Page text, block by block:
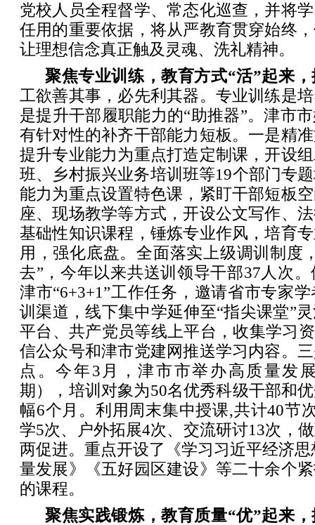
党校人员全程督学、常态化巡查，并将
任用的重要依据，将从严教育贯穿始终
让理想信念真正触及灵魂、洗礼精神。
聚焦专业训练，教育方式“活”起来
工欲善其事，必先利其器。专业训练是
是提升干部履职能力的“助推器”。津市
有针对性的补齐干部能力短板。一是精
提升专业能力为重点打造定制课，开设
班、乡村振兴业务培训班等19个部门专
能力为重点设置特色课，紧盯干部短板
座、现场教学等方式，开设公文写作、
基础性知识课程，锤炼专业作风，培育
用，强化底盘。全面落实上级调训制度
去”，今年以来共送训领导干部37人次
津市“6+3+1”工作任务，邀请省市专家
训渠道，线下集中学延伸至“指尖课堂”
平台、共产党员等线上平台，收集学习
信公众号和津市党建网推送学习内容。
点。今年3月，津市市举办高质量发
期），培训对象为50名优秀科级干部和
幅6个月。利用周末集中授课,共计40节
学5次、户外拓展4次、交流研讨13次，
两促进。重点开设了《学习习近平经济
量发展》《五好园区建设》等二十余个
的课程。
聚焦实践锻炼，教育质量“优”起来